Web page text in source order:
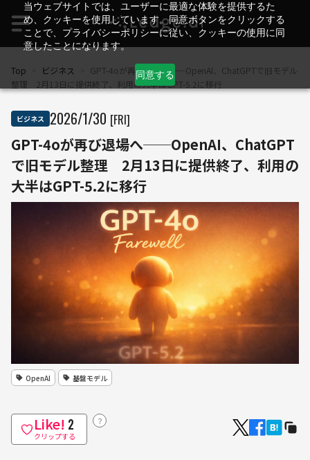
当ウェブサイトでは、ユーザーに最適な体験を提供するた
め、クッキーを使用しています。同意ボタンをクリックする
ことで、プライバシーポリシーに従い、クッキーの使用に同
意したことになります。
同意する
Top ビジネス
GPT-4oが再び退場へ──OpenAI、ChatGPTで旧モデル
整理 2月13日に提供終了、利用の大半はGPT-5.2に移行
ビジネス 2026/1/30 [FRI]
GPT-4oが再び退場へ──OpenAI、ChatGPT
で旧モデル整理 2月13日に提供終了、利用の
大半はGPT-5.2に移行
OpenAI 基盤モデル
Like! 2
クリップする
？